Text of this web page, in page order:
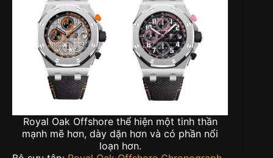
Royal Oak Offshore thể hiện một tinh thần
mạnh mẽ hơn, dày dặn hơn và có phần nổi
loạn hơn.